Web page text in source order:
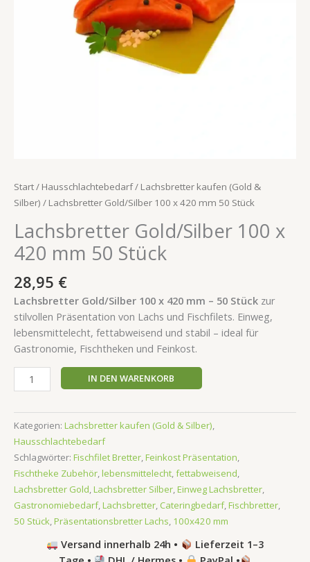
Start/ Hausschlachtebedarf/ Lachsbretter kaufen (Gold &
Silber) / Lachsbretter Gold/Silber 100 x 420 mm 50 Stück
Lachsbretter Gold/Silber 100 x
420 mm 50 Stück
28,95 €
Lachsbretter Gold/Silber 100 x 420 mm – 50 Stück zur
stilvollen Präsentation von Lachs und Fischfilets. Einweg,
lebensmittelecht, fettabweisend und stabil – ideal für
Gastronomie, Fischtheken und Feinkost.
IN DEN WARENKORB
Kategorien: Lachsbretter kaufen (Gold & Silber),
Hausschlachtebedarf
Schlagwörter: Fischfilet Bretter,Feinkost Präsentation,
Fischtheke Zubehör,lebensmittelecht,fettabweisend,
Lachsbretter Gold,Lachsbretter Silber,Einweg Lachsbretter,
Gastronomiebedarf,Lachsbretter, Cateringbedarf,Fischbretter,
50 Stück,Präsentationsbretter Lachs, 100x420 mm
Versand innerhalb 24h •
Lieferzeit 1–3